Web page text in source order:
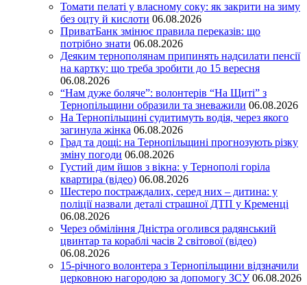
Томати пелаті у власному соку: як закрити на зиму
без оцту й кислоти 06.08.2026
ПриватБанк змінює правила переказів: що
потрібно знати 06.08.2026
Деяким тернополянам припинять надсилати пенсії
на картку: що треба зробити до 15 вересня
06.08.2026
“Нам дуже боляче”: волонтерів “На Щиті” з
Тернопільщини образили та зневажили 06.08.2026
На Тернопільщині судитимуть водія, через якого
загинула жінка 06.08.2026
Град та дощі: на Тернопільщині прогнозують різку
зміну погоди 06.08.2026
Густий дим йшов з вікна: у Тернополі горіла
квартира (відео) 06.08.2026
Шестеро постраждалих, серед них – дитина: у
поліції назвали деталі страшної ДТП у Кременці
06.08.2026
Через обміління Дністра оголився радянський
цвинтар та кораблі часів 2 світової (відео)
06.08.2026
15-річного волонтера з Тернопільщини відзначили
церковною нагородою за допомогу ЗСУ 06.08.2026